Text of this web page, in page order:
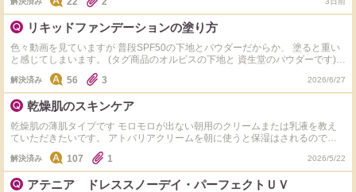
スターで手に塗った感じはよかったですが、敏感肌なのでトライアルでちゃん
と試してから問題なければ現品買いたいと思ってます。
リキッドファンデーションの塗り方
色々動画を見ていますが 普段SPF50の下地とパウダーだからか、 塗ると重い
と感じてしまいます。 (タグ商品のオルビスの下地と 資生堂のパウダーです)
その上からDiorのリキッドファンデを塗ると 厚塗りになって困ってます。 半
プッシュとYouTubeで見ました。 塗り方はビューティゾーンに置いて、 ブラ
シで広げてます。 オルビスの下地を、 日焼けしたくないため、 多めに塗って
いるのがいけないのでしょうか。 リキッドファンデ塗ってからお粉は皆さん
塗っていますか？ (オススメも)教えてください。
解決済み 56 3 2026/6/27
乾燥肌のスキンケア
乾燥肌の薄肌タイプです モロモロが出ない朝用のクリームまたは乳液を教え
ていただきたいです。 アトバリアクリームを朝に使うと保湿はされるのです
がその後に使うオルビスの日焼け止めがモロモロします… クリームを塗らな
いとモロモロは出ないけどカサカサ粉吹きします 化粧水は「パーフェクトモ
イストローション」、美容液は「CRボディローション」使用中です。
解決済み 107 1 2026/5/22
アテニア ドレススノーデイ・パーフェクトＵＶ